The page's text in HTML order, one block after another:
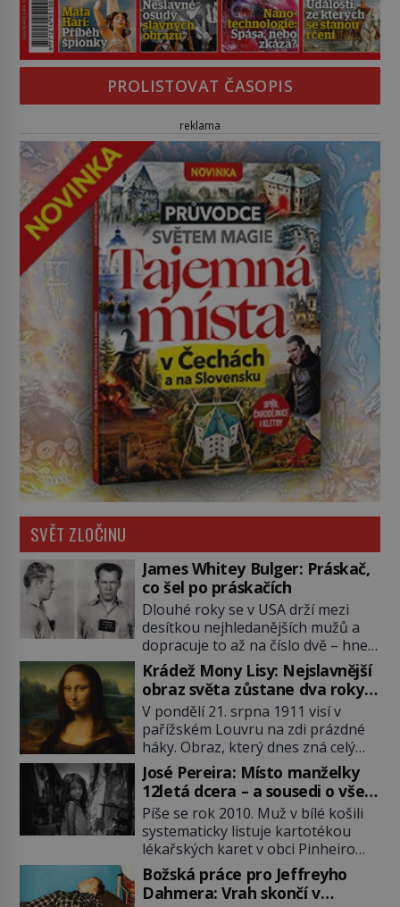
PROLISTOVAT ČASOPIS
reklama
SVĚT ZLOČINU
James Whitey Bulger: Práskač,
co šel po práskačích
Dlouhé roky se v USA drží mezi
desítkou nejhledanějších mužů a
dopracuje to až na číslo dvě – hned
po Usámovi bin Ládinovi (1957–
2011). To je James „Whitey“ Bulger
(1929–2018) viněný ze spoluúčasti
na 19 vraždách, vydírání a lichvy. A
samozřejmě, krom toho je ještě
drogový dealer, který neváhá
odstranit z cesty všechny práskače,
zatímco […]
Krádež Mony Lisy: Nejslavnější
obraz světa zůstane dva roky
nezvěstný
V pondělí 21. srpna 1911 visí v
pařížském Louvru na zdi prázdné
háky. Obraz, který dnes zná celý
svět, je pryč. Zpočátku si nikdo
nemyslí, že jde o krádež.
Zaměstnanci jsou přesvědčeni, že
Mona Lisa je jen v restaurátorské
dílně nebo u fotografa. Když se
ukáže pravda, propukne jeden z
největších honů na zloděje v […]
José Pereira: Místo manželky
12letá dcera – a sousedi o všem
vědí!
Píše se rok 2010. Muž v bílé košili
systematicky listuje kartotékou
lékařských karet v obci Pinheiro
ležící asi 20 kilometrů od farmy s
podivínským majitelem. Něco tu
nesedí. Ledaže… Ledaže by ta
Božská práce pro Jeffreyho
Dahmera: Vrah skončí v